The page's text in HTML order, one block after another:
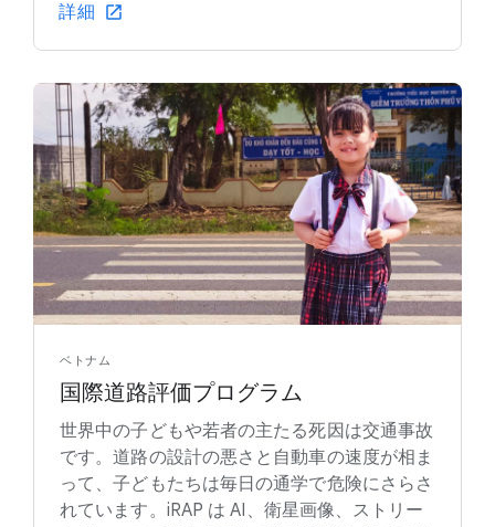
詳細
ベトナム
国際道路評価プログラム
世界中の子どもや若者の主たる死因は交通事故
です。道路の設計の悪さと自動車の速度が相ま
って、子どもたちは毎日の通学で危険にさらさ
れています。iRAP は AI、衛星画像、ストリー